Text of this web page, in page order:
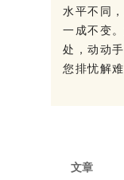
水平不同
一成不变
处，动动
您排忧解难
文章